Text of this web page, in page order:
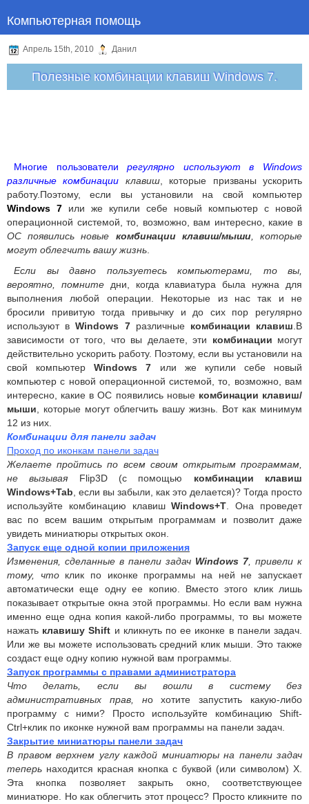
Компьютерная помощь
Апрель 15th, 2010 Данил
Полезные комбинации клавиш Windows 7.
Многие пользователирегулярно используют в Windows
различные комбинации клавиш, которые призваны ускорить
работу.Поэтому, если вы установили на свой компьютер
Windows 7 или же купили себе новый компьютер с новой
операционной системой, то, возможно, вам интересно, какие в
ОС появились новые комбинации клавиш/мыши, которые
могут облегчить вашу жизнь
Если вы давно пользуетесь компьютерами, то вы,
вероятно, помните дни, когда клавиатура была нужна для
выполнения любой операции. Некоторые из нас так и не
бросили привитую тогда привычку и до сих пор регулярно
используют вWindows 7различные комбинации клавиш .В
зависимости от того, что вы делаете, эти комбинации могут
действительно ускорить работу. Поэтому, если вы установили на
свой компьютерWindows 7 или же купили себе новый
компьютер с новой операционной системой, то, возможно, вам
интересно, какие в ОС появились новые комбинации клавиш/
мыши , которые могут облегчить вашу жизнь. Вот как минимум
12 из них.
Комбинации для панели задач
Проход по иконкам панели задач
Желаете пройтись по всем своим открытым программам,
не вызывая Flip3D (с помощью комбинации клавиш
Windows+Tab , если вы забыли, как это делается)? Тогда просто
используйте комбинацию клавишWindows+T . Она проведет
вас по всем вашим открытым программам и позволит даже
увидеть миниатюры открытых окон.
Запуск еще одной копии приложения
Изменения, сделанные в панели задач Windows 7, привели к
тому, чтоклик по иконке программы на ней не запускает
автоматически еще одну ее копию. Вместо этого клик лишь
показывает открытые окна этой программы. Но если вам нужна
именно еще одна копия какой-либо программы, то вы можете
нажать клавишу Shift и кликнуть по ее иконке в панели задач.
Или же вы можете использовать средний клик мыши. Это также
создаст еще одну копию нужной вам программы.
Запуск программы с правами администратора
Что делать, если вы вошли в систему без
административных прав, но хотите запустить какую-либо
программу с ними? Просто используйте комбинацию Shift-
Ctrl+клик по иконке нужной вам программы на панели задач.
Закрытие миниатюры панели задач
В правом верхнем углу каждой миниатюры на панели задач
теперь находится красная кнопка с буквой (или символом) X.
Эта кнопка позволяет закрыть окно, соответствующее
миниатюре. Но как облегчить этот процесс? Просто кликните по